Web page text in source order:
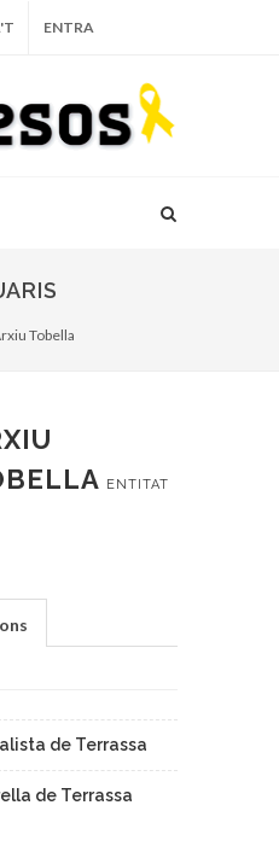
ENTRA
Tobella
ENTITAT
de Terrassa
de Terrassa